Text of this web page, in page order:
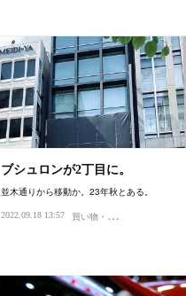
ブシュロンが2丁目に。
並木通りから移動か。23年秋とある。
2022.09.18 13:57 買
い物・デパート